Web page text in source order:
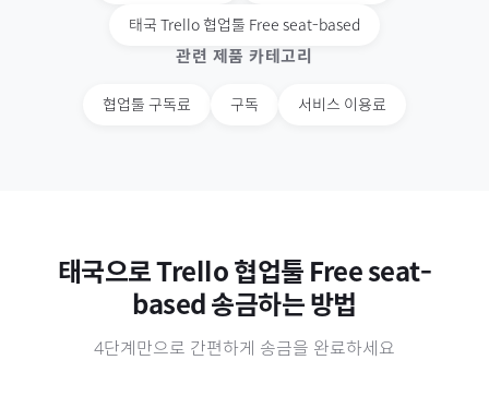
태국 Trello 협업툴 Free seat-based
관련 제품 카테고리
협업툴 구독료 구독 서비스 이용료
태국으로Trello 협업툴 Free seat-
based 송금하는 방법
4단계만으로 간편하게 송금을 완료하세요